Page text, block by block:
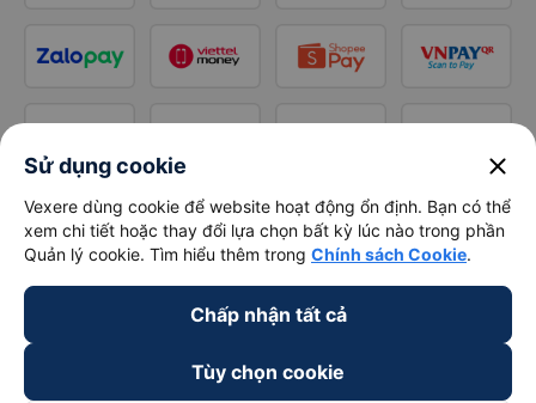
Sử dụng cookie close
Vexere dùng cookie để website hoạt động ổn định. Bạn có thể
xem chi tiết hoặc thay đổi lựa chọn bất kỳ lúc nào trong phần
Quản lý cookie. Tìm hiểu thêm trong Chính sách Cookie.
Chấp nhận tất cả
Tùy chọn cookie